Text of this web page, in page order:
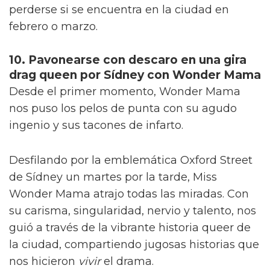
perderse si se encuentra en la ciudad en
febrero o marzo.
10. Pavonearse con descaro en una gira
drag queen por Sídney con Wonder Mama
Desde el primer momento, Wonder Mama
nos puso los pelos de punta con su agudo
ingenio y sus tacones de infarto.
Desfilando por la emblemática Oxford Street
de Sídney un martes por la tarde, Miss
Wonder Mama atrajo todas las miradas. Con
su carisma, singularidad, nervio y talento, nos
guió a través de la vibrante historia queer de
la ciudad, compartiendo jugosas historias que
nos hicieron vivirel drama.